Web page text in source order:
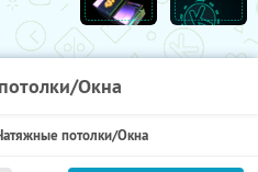
Окна
потолки/Окна